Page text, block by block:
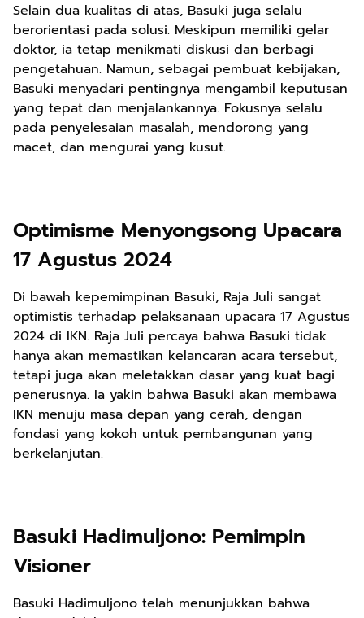
Selain dua kualitas di atas, Basuki juga selalu
berorientasi pada solusi. Meskipun memiliki gelar
doktor, ia tetap menikmati diskusi dan berbagi
pengetahuan. Namun, sebagai pembuat kebijakan,
Basuki menyadari pentingnya mengambil keputusan
yang tepat dan menjalankannya. Fokusnya selalu
pada penyelesaian masalah, mendorong yang
macet, dan mengurai yang kusut.
Optimisme Menyongsong Upacara
17 Agustus 2024
Di bawah kepemimpinan Basuki, Raja Juli sangat
optimistis terhadap pelaksanaan upacara 17 Agustus
2024 di IKN. Raja Juli percaya bahwa Basuki tidak
hanya akan memastikan kelancaran acara tersebut,
tetapi juga akan meletakkan dasar yang kuat bagi
penerusnya. Ia yakin bahwa Basuki akan membawa
IKN menuju masa depan yang cerah, dengan
fondasi yang kokoh untuk pembangunan yang
berkelanjutan.
Basuki Hadimuljono: Pemimpin
Visioner
Basuki Hadimuljono telah menunjukkan bahwa